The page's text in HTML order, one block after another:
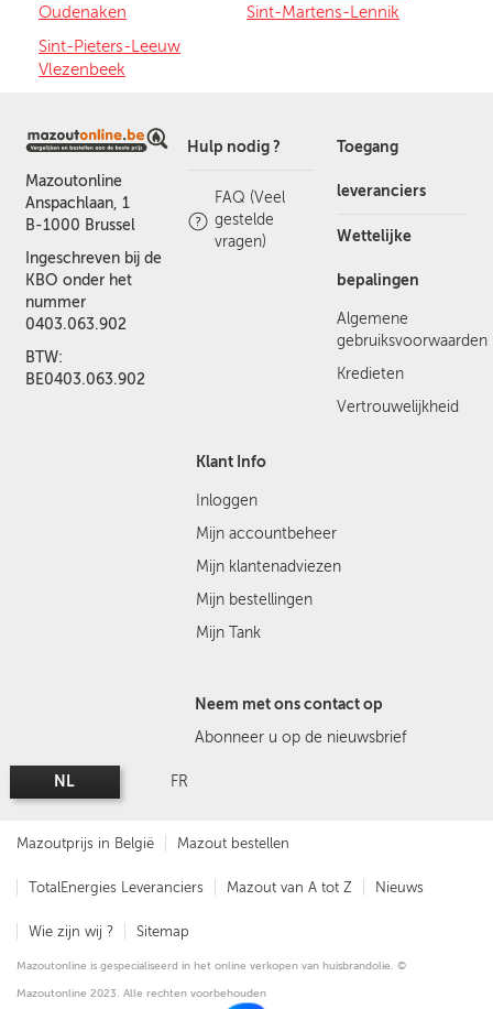
Oudenaken
Sint-Martens-Lennik
Sint-Pieters-Leeuw
Vlezenbeek
Mazoutonline
Anspachlaan, 1
B-1000 Brussel
Ingeschreven bij de
KBO onder het
nummer
0403.063.902
BTW:
BE0403.063.902
Hulp nodig ?
FAQ (Veel
gestelde
vragen)
Toegang
leveranciers
Wettelijke
bepalingen
Algemene
gebruiksvoorwaarden
Kredieten
Vertrouwelijkheid
Klant Info
Inloggen
Mijn accountbeheer
Mijn klantenadviezen
Mijn bestellingen
Mijn Tank
Neem met ons contact op
Abonneer u op de nieuwsbrief
NL FR
Mazoutprijs in België Mazout bestellen
TotalEnergies Leveranciers Mazout van A tot Z Nieuws
Wie zijn wij ? Sitemap
Mazoutonline is gespecialiseerd in het online verkopen van huisbrandolie. ©
Mazoutonline 2023. Alle rechten voorbehouden